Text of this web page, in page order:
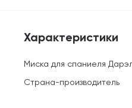
Характеристики
Миска для спаниеля
Страна-производитель